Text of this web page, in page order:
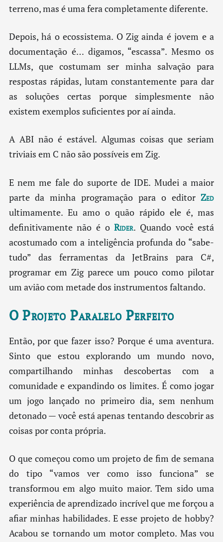
terreno, mas é uma fera completamente diferente.
Depois, há o ecossistema. O Zig ainda é jovem e a
documentação é… digamos, “escassa”. Mesmo os
LLMs, que costumam ser minha salvação para
respostas rápidas, lutam constantemente para dar
as soluções certas porque simplesmente não
existem exemplos suficientes por aí ainda.
A ABI não é estável. Algumas coisas que seriam
triviais em C não são possíveis em Zig.
E nem me fale do suporte de IDE. Mudei a maior
parte da minha programação para o editorZed
ultimamente. Eu amo o quão rápido ele é, mas
definitivamente não é oRider. Quando você está
acostumado com a inteligência profunda do “sabe-
tudo” das ferramentas da JetBrains para C#,
programar em Zig parece um pouco como pilotar
um avião com metade dos instrumentos faltando.
O Projeto Paralelo Perfeito
Então, por que fazer isso? Porque é uma aventura.
Sinto que estou explorando um mundo novo,
compartilhando minhas descobertas com a
comunidade e expandindo os limites. É como jogar
um jogo lançado no primeiro dia, sem nenhum
detonado — você está apenas tentando descobrir as
coisas por conta própria.
O que começou como um projeto de fim de semana
do tipo “vamos ver como isso funciona” se
transformou em algo muito maior. Tem sido uma
experiência de aprendizado incrível que me forçou a
afiar minhas habilidades. E esse projeto de hobby?
Acabou se tornando um motor completo. Mas vou